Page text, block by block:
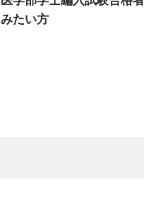
みたい方